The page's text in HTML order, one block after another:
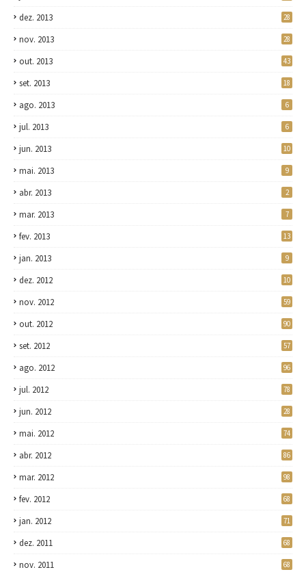
dez. 2013 28
nov. 2013 28
out. 2013 43
set. 2013 18
ago. 2013 6
jul. 2013 6
jun. 2013 10
mai. 2013 9
abr. 2013 2
mar. 2013 7
fev. 2013 13
jan. 2013 9
dez. 2012 10
nov. 2012 59
out. 2012 90
set. 2012 57
ago. 2012 96
jul. 2012 78
jun. 2012 28
mai. 2012 74
abr. 2012 86
mar. 2012 98
fev. 2012 68
jan. 2012 71
dez. 2011 68
nov. 2011 68